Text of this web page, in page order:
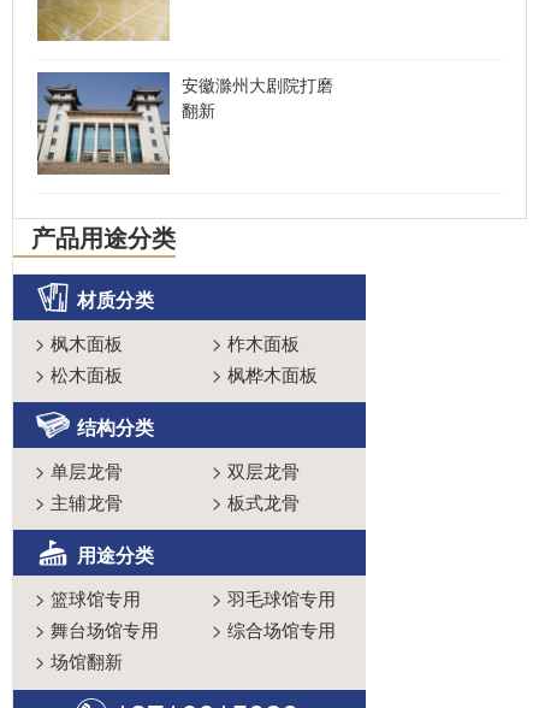
安徽滁州大剧院打磨
翻新
产品用途分类
材质分类
> 枫木面板 > 柞木面板
> 松木面板 > 枫桦木面板
结构分类
> 单层龙骨 > 双层龙骨
> 主辅龙骨 > 板式龙骨
用途分类
> 篮球馆专用 > 羽毛球馆专用
> 舞台场馆专用 > 综合场馆专用
> 场馆翻新